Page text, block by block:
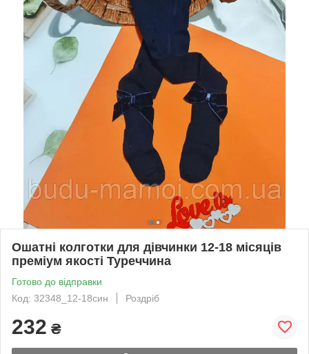
Ошатні колготки для дівчинки 12-18 місяців
преміум якості Туреччина
Готово до відправки
Код: 32348_12-18син
Роздріб
232 ₴